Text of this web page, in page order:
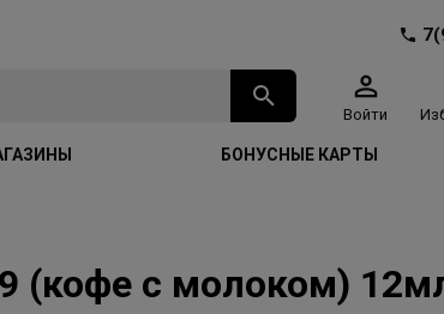
Войти
БОНУСНЫЕ КАРТЫ
(кофе с молоком)